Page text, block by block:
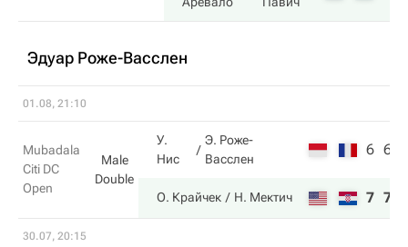
Эдуар Роже-Васслен
01.08, 21:10
Mubadala
Citi DC
Open
Male
Double
У.
Нис
Э. Роже-
Васслен
6 6
О. Крайчек Н. Мектич 7 7
30.07, 20:15